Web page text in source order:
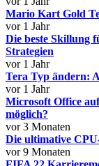
Mario Kart Gold
vor 1 Jahr
Die beste Skillung
Strategien
vor 1 Jahr
Tera Typ ändern:
vor 1 Jahr
Microsoft Office
möglich?
vor 3 Monaten
Die ultimative
vor 9 Monaten